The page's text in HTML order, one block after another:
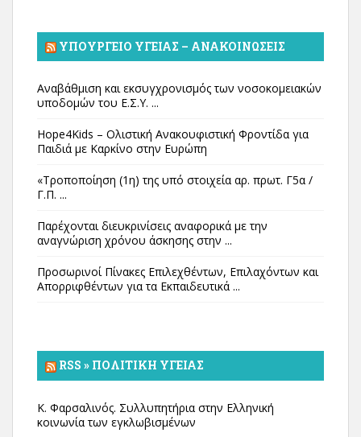
ΥΠΟΥΡΓΕΊΟ ΥΓΕΊΑΣ – ΑΝΑΚΟΙΝΏΣΕΙΣ
Αναβάθμιση και εκσυγχρονισμός των νοσοκομειακών
υποδομών του Ε.Σ.Υ. ...
Hope4Kids – Ολιστική Ανακουφιστική Φροντίδα για
Παιδιά με Καρκίνο στην Ευρώπη
«Τροποποίηση (1η) της υπό στοιχεία αρ. πρωτ. Γ5α /
Γ.Π. ...
Παρέχονται διευκρινίσεις αναφορικά με την
αναγνώριση χρόνου άσκησης στην ...
Προσωρινοί Πίνακες Επιλεχθέντων, Επιλαχόντων και
Απορριφθέντων για τα Εκπαιδευτικά ...
RSS » ΠΟΛΙΤΙΚΉ ΥΓΕΊΑΣ
Κ. Φαρσαλινός. Συλλυπητήρια στην Ελληνική
κοινωνία των εγκλωβισμένων